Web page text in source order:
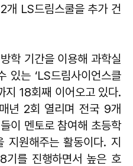
개 LS드림스쿨을 추가 건
학 기간을 이용해 과학실
있는 ‘LS드림사이언스클
지 18회째 이어오고 있다.
년 2회 열리며 전국 9개
이 멘토로 참여해 초등학
지원해주는 활동이다. 지
를 진행하면서 높은 호